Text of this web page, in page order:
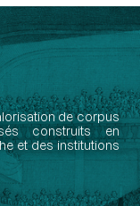
de corpus
construits en
et des institutions